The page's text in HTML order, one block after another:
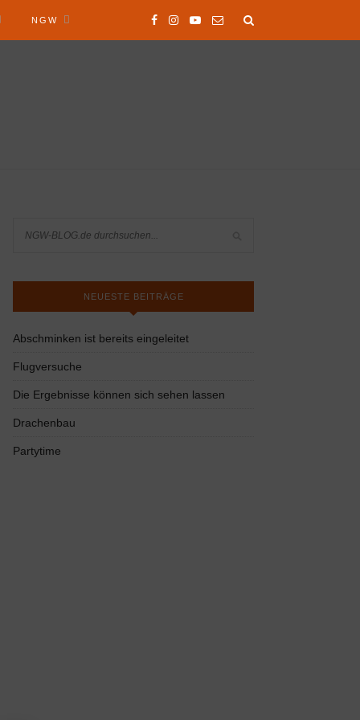
NGW
NEUESTE BEITRÄGE
Abschminken ist bereits eingeleitet
Flugversuche
Die Ergebnisse können sich sehen lassen
Drachenbau
Partytime